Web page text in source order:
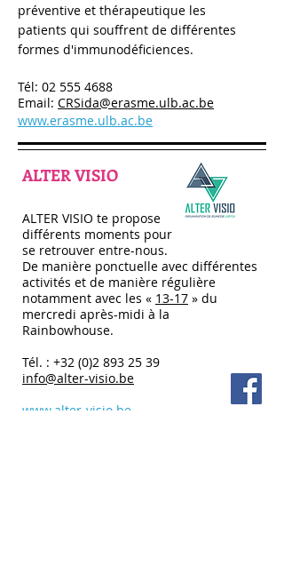
préventive et thérapeutique les
patients qui souffrent de différentes
formes d'immunodéficiences.
Tél: 02 555 4688
Email: CRSida@erasme.ulb.ac.be
www.erasme.ulb.ac.be
ALTER VISIO
ALTER VISIO te propose
différents moments pour
se retrouver entre-nous.
De manière ponctuelle avec différentes
activités et de manière régulière
notamment avec les « 13-17 » du
mercredi après-midi à la
Rainbowhouse.
Tél. : +32 (0)2 893 25 39
info@alter-visio.be
www.alter-visio.be